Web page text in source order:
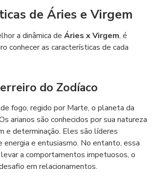
de Áries e Virgem
a dinâmica de Áries x Virgem, é
conhecer as características de cada
do Zodíaco
fogo, regido por Marte, o planeta da
arianos são conhecidos por sua natureza
e determinação. Eles são líderes
energia e entusiasmo. No entanto, essa
a comportamentos impetuosos, o
em relacionamentos.